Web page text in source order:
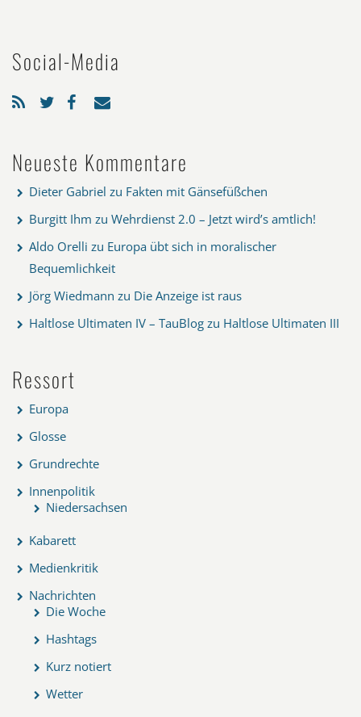
Social-Media
Neueste Kommentare
Dieter Gabriel zu Fakten mit Gänsefüßchen
Burgitt Ihm zu Wehrdienst 2.0 – Jetzt wird’s amtlich!
Aldo Orelli zu Europa übt sich in moralischer
Bequemlichkeit
Jörg Wiedmann zu Die Anzeige ist raus
Haltlose Ultimaten IV – TauBlog zu Haltlose Ultimaten III
Ressort
Europa
Glosse
Grundrechte
Innenpolitik
Niedersachsen
Kabarett
Medienkritik
Nachrichten
Die Woche
Hashtags
Kurz notiert
Wetter